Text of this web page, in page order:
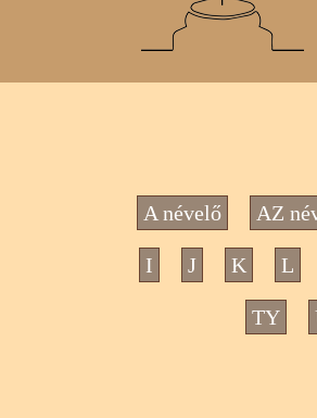
A névelő AZ
I J K L
TY